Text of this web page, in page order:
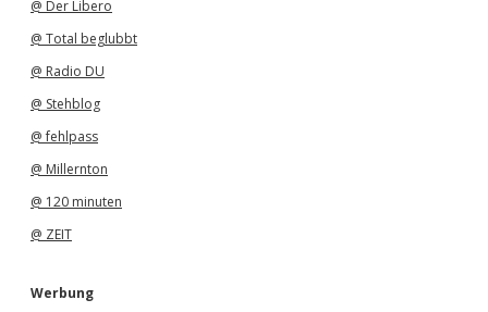
@ Der Libero
@ Total beglubbt
@ Radio DU
@ Stehblog
@ fehlpass
@ Millernton
@ 120 minuten
@ ZEIT
Werbung